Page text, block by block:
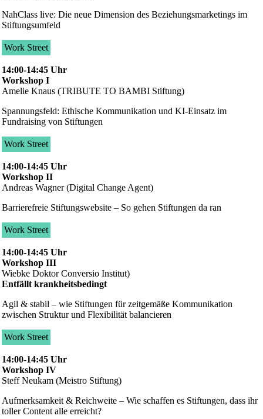
NahClass live: Die neue Dimension des Beziehungs­marketings im
Stiftungsumfeld
Work Street
14:00-14:45 Uhr
Workshop I
Amelie Knaus (TRIBUTE TO BAMBI Stiftung)
Spannungsfeld: Ethische Kommunikation und KI-Einsatz im
Fundraising von Stiftungen
Work Street
14:00-14:45 Uhr
Workshop II
Andreas Wagner (Digital Change Agent)
Barrierefreie Stiftungswebsite – So gehen Stiftungen da ran
Work Street
14:00-14:45 Uhr
Workshop III
Wiebke Doktor Conversio Institut)
Entfällt krankheitsbedingt
Agil & stabil – wie Stiftungen für zeitgemäße Kommunikation
zwischen Struktur und Flexibilität balancieren
Work Street
14:00-14:45 Uhr
Workshop IV
Steff Neukam (Meistro Stiftung)
Aufmerksamkeit & Reichweite – Wie schaffen es Stiftungen, dass ihr
toller Content alle erreicht?